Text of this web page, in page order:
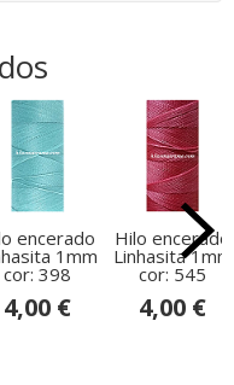
encerado
1mm
cor: 398
4,00 €
Hilo encerado
Linhasita 1mm
cor: 545
4,00 €